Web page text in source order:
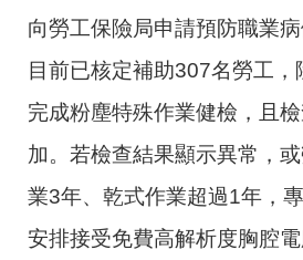
向勞工保險局申請預防職業
目前已核定補助307名勞工
完成粉塵特殊作業健檢，且
加。若檢查結果顯示異常，
業3年、乾式作業超過1年，
安排接受免費高解析度胸腔